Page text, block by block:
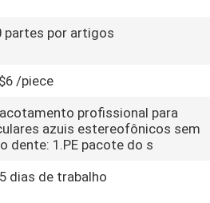
partes por artigos
/piece
profissional para
azuis estereofônicos sem
dente: 1.PE pacote do s
dias de trabalho